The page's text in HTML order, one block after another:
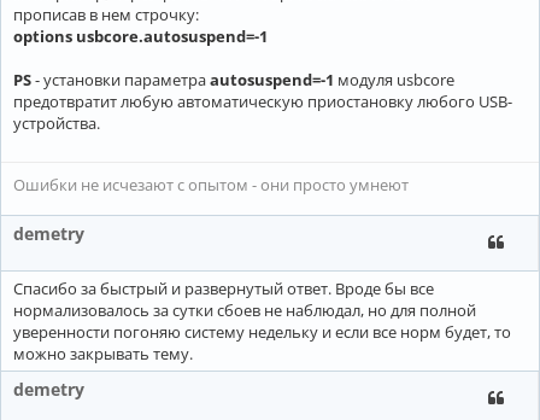
прописав в нем строчку:
options usbcore.autosuspend=-1
PS- установки параметраautosuspend=-1 модуля usbcore
предотвратит любую автоматическую приостановку любого USB-
устройства.
Ошибки не исчезают с опытом - они просто умнеют
demetry
Спасибо за быстрый и развернутый ответ. Вроде бы все
нормализовалось за сутки сбоев не наблюдал, но для полной
уверенности погоняю систему недельку и если все норм будет, то
можно закрывать тему.
demetry